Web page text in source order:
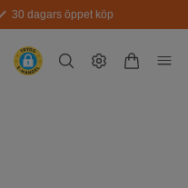
30 dagars öppet köp